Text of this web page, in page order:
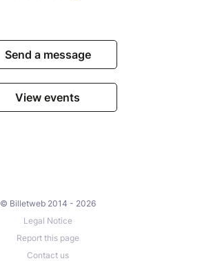
Send a message
View events
© Billetweb 2014 - 2026
Legal Notice
Report this page
Contact us